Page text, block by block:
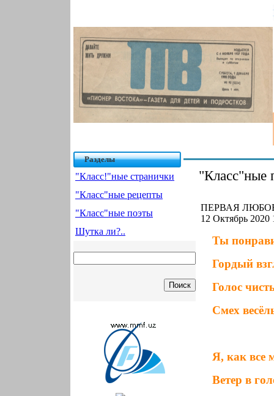
Разделы
"Класс!"ные странички
"Класс"ные рецепты
"Класс"ные поэты
Шутка ли?..
"Класс"ные
ПЕРВАЯ
12 Октябрь 2020
Ты
Гордый
Голос
Смех
Я, как все
Ветер в